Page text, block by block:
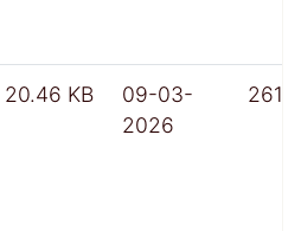
20.46 KB
09-03-
2026
261